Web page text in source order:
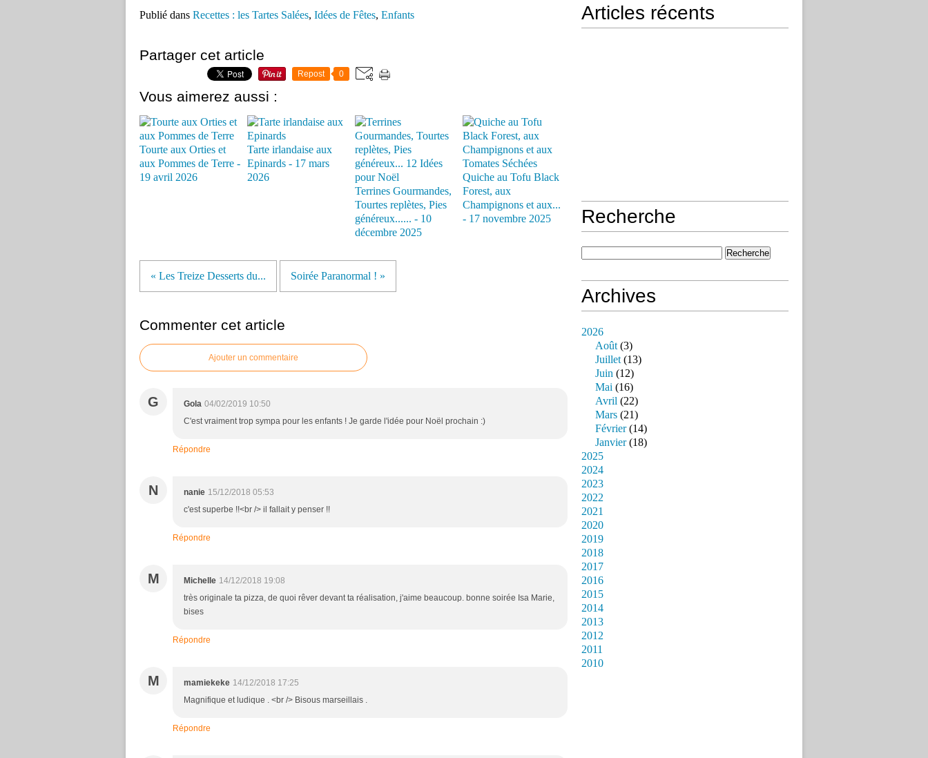
Publié dans Recettes : les Tartes Salées, Idées de Fêtes, Enfants
Partager cet article
Repost 0
Vous aimerez aussi :
Tourte aux Orties et
aux Pommes de Terre -
19 avril 2026
Tarte irlandaise aux
Epinards - 17 mars
2026
Terrines Gourmandes,
Tourtes replètes, Pies
généreux...... - 10
décembre 2025
Quiche au Tofu Black
Forest, aux
Champignons et aux...
- 17 novembre 2025
« Les Treize Desserts du... Soirée Paranormal ! »
Commenter cet article
Ajouter un commentaire
G Gola 04/02/2019 10:50
C'est vraiment trop sympa pour les enfants ! Je garde l'idée pour Noël prochain :)
Répondre
N nanie 15/12/2018 05:53
c'est superbe !!<br /> il fallait y penser !!
Répondre
M Michelle 14/12/2018 19:08
très originale ta pizza, de quoi rêver devant ta réalisation, j'aime beaucoup. bonne soirée Isa Marie,
bises
Répondre
M mamiekeke 14/12/2018 17:25
Magnifique et ludique . <br /> Bisous marseillais .
Répondre
Articles récents
Recherche
Archives
2026
Août(3)
Juillet(13)
Juin (12)
Mai (16)
Avril (22)
Mars (21)
Février(14)
Janvier(18)
2025
2024
2023
2022
2021
2020
2019
2018
2017
2016
2015
2014
2013
2012
2011
2010